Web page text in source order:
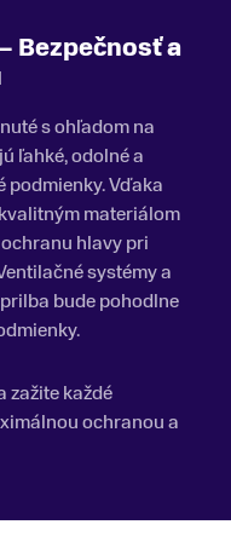
Bezpečnosť a
s ohľadom na
ľahké, odolné a
Vďaka
materiálom
hlavy pri
systémy a
bude pohodlne
zažite každé
ochranou a